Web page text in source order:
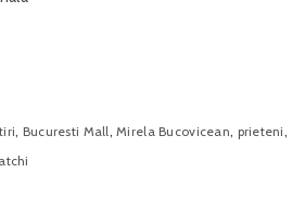
, Bucuresti Mall,Mirela Bucovicean, prieteni,